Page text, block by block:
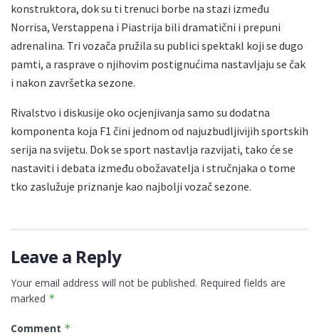
konstruktora, dok su ti trenuci borbe na stazi između
Norrisa, Verstappena i Piastrija bili dramatični i prepuni
adrenalina. Tri vozača pružila su publici spektakl koji se dugo
pamti, a rasprave o njihovim postignućima nastavljaju se čak
i nakon završetka sezone.
Rivalstvo i diskusije oko ocjenjivanja samo su dodatna
komponenta koja F1 čini jednom od najuzbudljivijih sportskih
serija na svijetu. Dok se sport nastavlja razvijati, tako će se
nastaviti i debata između obožavatelja i stručnjaka o tome
tko zaslužuje priznanje kao najbolji vozač sezone.
Leave a Reply
Your email address will not be published. Required fields are
marked *
Comment *